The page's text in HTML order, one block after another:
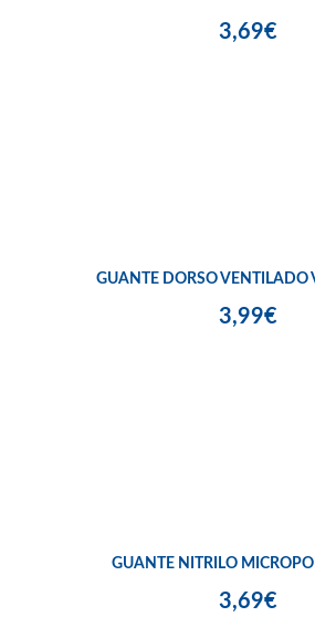
3,69€
GUANTE DORSO VENTILADO
3,99€
GUANTE NITRILO
3,69€